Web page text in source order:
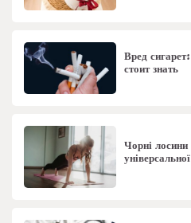
Вред
стоит знать
Чорні